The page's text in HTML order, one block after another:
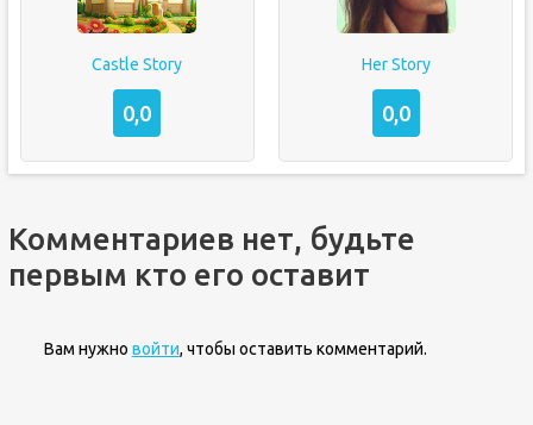
Castle Story
0,0
Her Story
0,0
Комментариев нет, будьте
первым кто его оставит
Вам нужно войти, чтобы оставить комментарий.